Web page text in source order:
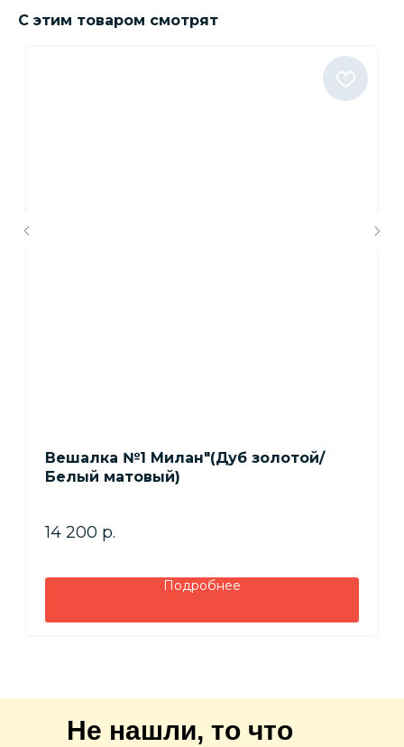
С этим товаром смотрят
Вешалка №1 Милан"(Дуб золотой/
Белый матовый)
14 200 р.
Подробнее
Не нашли, то что